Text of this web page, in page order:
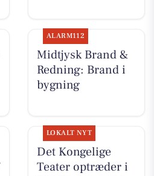
ALARM112
Midtjysk Brand &
Redning: Brand i
bygning
LOKALT NYT
Det Kongelige
Teater optræder i